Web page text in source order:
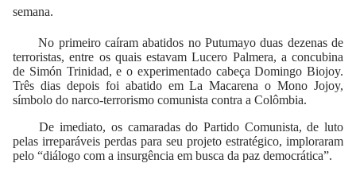
semana.
No primeiro caíram abatidos no Putumayo duas dezenas de
terroristas, entre os quais estavam Lucero Palmera, a concubina
de Simón Trinidad, e o experimentado cabeça Domingo Biojoy.
Três dias depois foi abatido em La Macarena o Mono Jojoy,
símbolo do narco-terrorismo comunista contra a Colômbia.
De imediato, os camaradas do Partido Comunista, de luto
pelas irreparáveis perdas para seu projeto estratégico, imploraram
pelo “diálogo com a insurgência em busca da paz democrática”.